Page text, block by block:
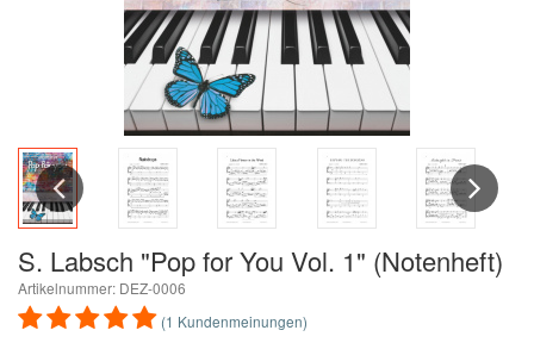
Previous Next
S. Labsch "Pop for You Vol. 1" (Notenheft)
Artikelnummer: DEZ-0006
(1 Kundenmeinungen)